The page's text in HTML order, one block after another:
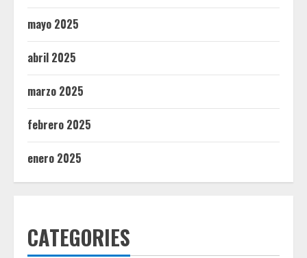
mayo 2025
abril 2025
marzo 2025
febrero 2025
enero 2025
CATEGORIES